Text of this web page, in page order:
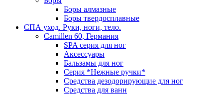
Боры алмазные
Боры твердосплавные
СПА уход. Руки, ноги, тело.
Camillen 60, Германия
SPA серия для ног
Аксессуары
Бальзамы для ног
Серия *Нежные ручки*
Средства дезодорирующие для ног
Средства для ванн